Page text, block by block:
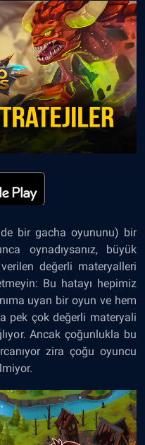
bir gacha oyununu) bir
oynadıysanız, büyük
değerli materyalleri
Bu hatayı hepimiz
uyan bir oyun ve hem
pek çok değerli materyali
Ancak çoğunlukla bu
zira çoğu oyuncu